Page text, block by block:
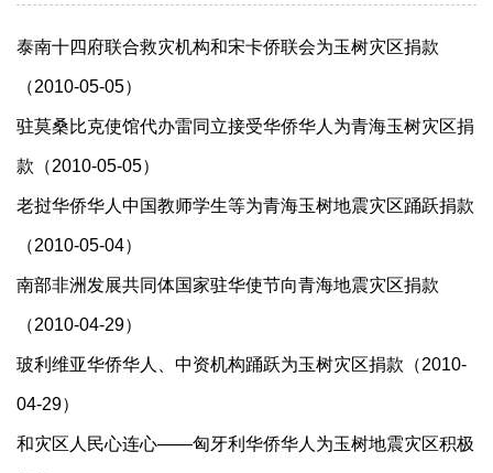
泰南十四府联合救灾机构和宋卡侨联会为玉树灾区捐款
（2010-05-05）
驻莫桑比克使馆代办雷同立接受华侨华人为青海玉树灾区捐
款（2010-05-05）
老挝华侨华人中国教师学生等为青海玉树地震灾区踊跃捐款
（2010-05-04）
南部非洲发展共同体国家驻华使节向青海地震灾区捐款
（2010-04-29）
玻利维亚华侨华人、中资机构踊跃为玉树灾区捐款（2010-
04-29）
和灾区人民心连心——匈牙利华侨华人为玉树地震灾区积极